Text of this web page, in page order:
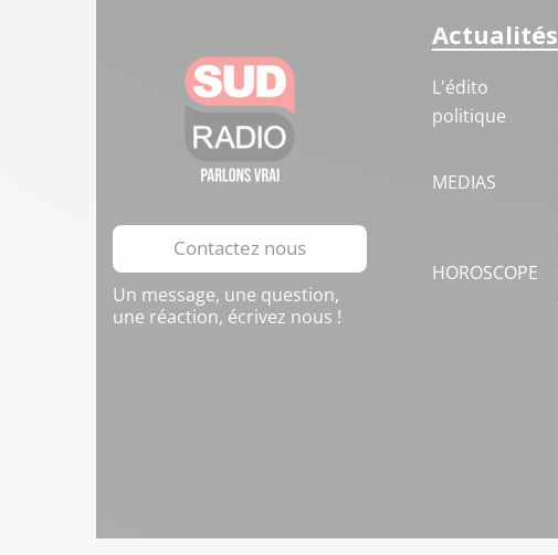
Contactez nous
Un message, une question,
une réaction, écrivez nous !
Actualités
L'édito
politique
MEDIAS
HOROSCOPE